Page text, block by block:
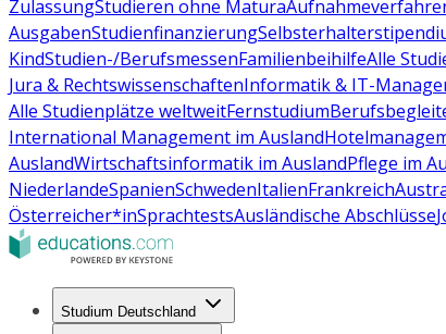
ZulassungStudieren ohne Matura
AusgabenStudienfinanzierung
KindStudien-/BerufsmessenFamilienbeihilfeAlle
Jura & RechtswissenschaftenInformatik & IT-
Alle Studienplätze weltweitFernstudium
International Management im Ausland
AuslandWirtschaftsinformatik im AuslandPflege im
NiederlandeSpanienSchwedenItalienFrankreich
Österreicher*inSprachtestsAusländische Abschlüsse
Studium Deutschland